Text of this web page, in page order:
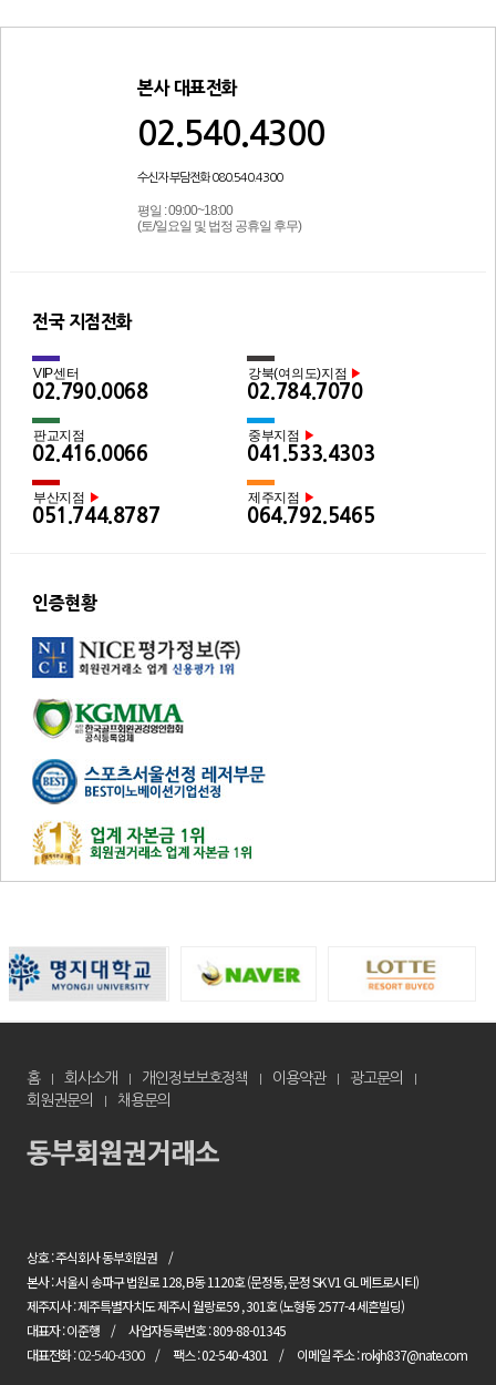
본사 대표전화
02.540.4300
수신자 부담전화 080.540.4300
평일 : 09:00~18:00
(토/일요일 및 법정 공휴일 후무)
전국 지점전화
VIP센터
02.790.0068
강북(여의도)지점 ▶
02.784.7070
판교지점
02.416.0066
중부지점 ▶
041.533.4303
부산지점 ▶
051.744.8787
제주지점 ▶
064.792.5465
인증현황
홈 회사소개 개인정보보호정책 이용약관
광고문의
회원권문의
채용문의
상호 : 주식회사 동부회원권
본사 : 서울시 송파구 법원로 128, B동 1120호 (문정동, 문정 SK V1 GL 메트로시티)
제주지사 : 제주특별자치도 제주시 월랑로59 , 301호 (노형동 2577-4 세흔빌딩)
대표자 : 이준행
사업자등록번호 : 809-88-01345
대표전화 :02-540-4300 팩스 : 02-540-4301 이메일 주소 : rokjh837@nate.com